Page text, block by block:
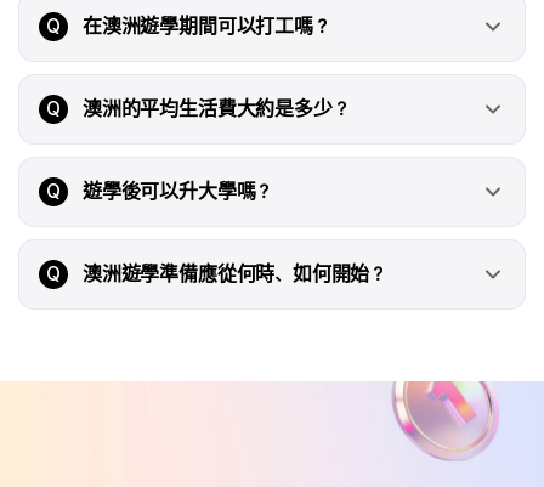
Q 在澳洲遊學期間可以打工嗎？
Q 澳洲的平均生活費大約是多少？
Q 遊學後可以升大學嗎？
Q 澳洲遊學準備應從何時、如何開始？